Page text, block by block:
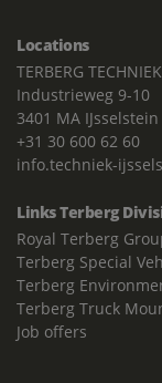
Locations
TERBERG
Industrieweg 9-10
3401 MA IJsselstein
+31 30 600 62 60
info.techniek-
Links Terberg
Royal Terberg
Terberg Special
Terberg
Terberg Truck
Job offers